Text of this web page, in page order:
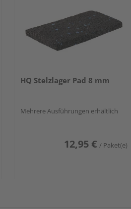
HQ Stelzlager Pad 8 mm
Mehrere Ausführungen erhältlich
12,95 € / Paket(e)